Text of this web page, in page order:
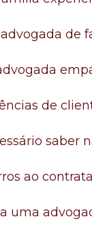
de
de
saber
ao
uma